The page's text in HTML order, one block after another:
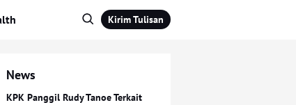
Kirim Tulisan
News
KPK Panggil Rudy Tanoe Terkait